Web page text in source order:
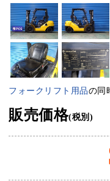
フォークリフト用品の同
販売価格(税別)